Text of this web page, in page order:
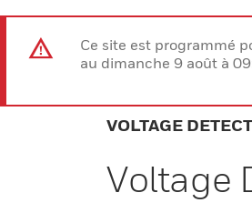
Ce site est programmé
au dimanche 9 août à
VOLTAGE
Voltage